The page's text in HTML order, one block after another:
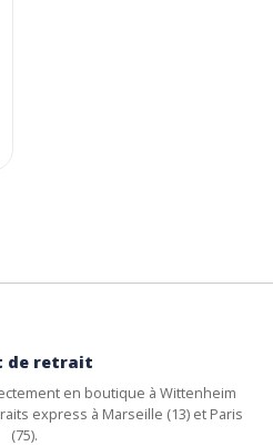
de retrait
en boutique à Wittenheim
express à Marseille (13) et Paris
(75).